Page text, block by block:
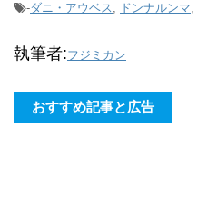
-ダニ・アウベス, ドンナルンマ,
執筆者:フジミカン
おすすめ記事と広告